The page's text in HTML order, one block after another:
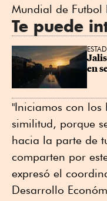
Mundial de Futbol
Te puede
en
"Iniciamos con los
similitud, porque
hacia la parte de
comparten por
expresó el
Desarrollo